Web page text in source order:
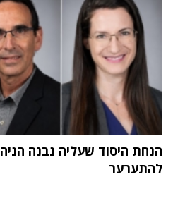
הנחת היסוד שעליה נבנה
להתערער